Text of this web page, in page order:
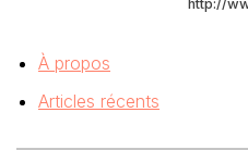
http://
À propos
Articles récents